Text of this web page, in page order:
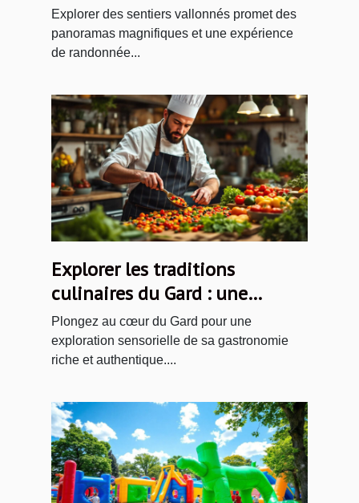
Explorer des sentiers vallonnés promet des
panoramas magnifiques et une expérience
de randonnée...
Explorer les traditions
culinaires du Gard : une
immersion gourmande
Plongez au cœur du Gard pour une
exploration sensorielle de sa gastronomie
riche et authentique....